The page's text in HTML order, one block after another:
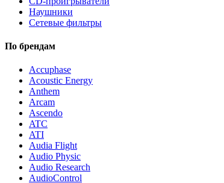
Наушники
Сетевые фильтры
По брендам
Accuphase
Acoustic Energy
Anthem
Arcam
Ascendo
ATC
ATI
Audia Flight
Audio Physic
Audio Research
AudioControl